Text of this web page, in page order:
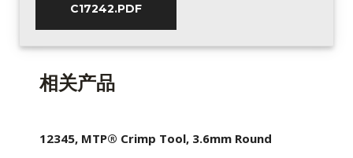
C17242.PDF
相关产品
12345, MTP® Crimp Tool, 3.6mm Round